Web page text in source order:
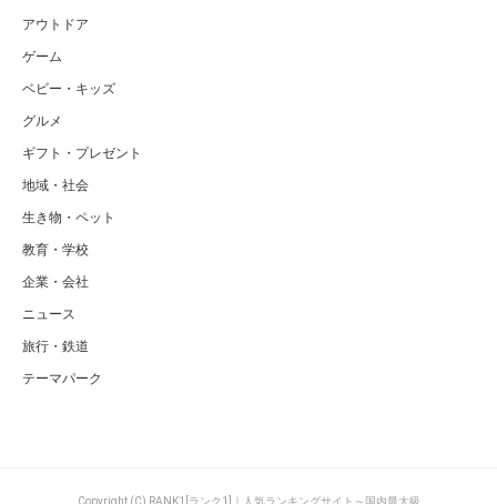
アウトドア
ゲーム
ベビー・キッズ
グルメ
ギフト・プレゼント
地域・社会
生き物・ペット
教育・学校
企業・会社
ニュース
旅行・鉄道
テーマパーク
Copyright (C) RANK1[ランク1]｜人気ランキングサイト～国内最大級